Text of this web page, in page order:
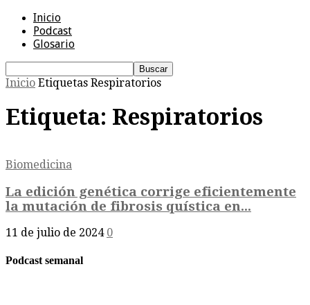
Inicio
Podcast
Glosario
Inicio Etiquetas Respiratorios
Etiqueta: Respiratorios
Biomedicina
La edición genética corrige eficientemente
la mutación de fibrosis quística en...
11 de julio de 2024 0
Podcast semanal